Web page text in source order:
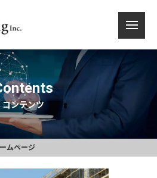
コンテンツ
ムページ